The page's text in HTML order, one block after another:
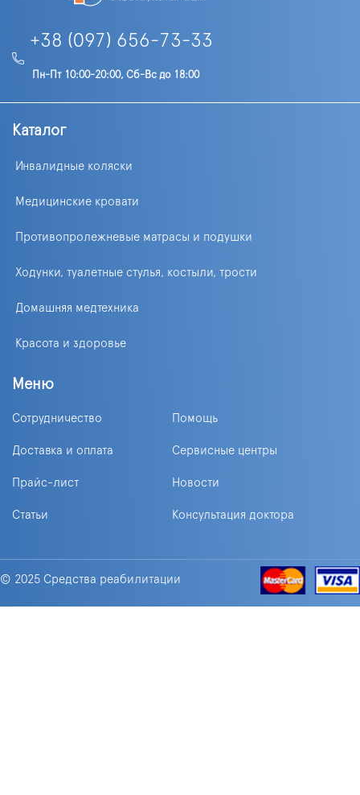
+38 (097) 656-73-33
Пн-Пт 10:00-20:00, Сб-Вс до 18:00
Каталог
Инвалидные коляски
Медицинские кровати
Противопролежневые матрасы и подушки
Ходунки, туалетные стулья, костыли, трости
Домашняя медтехника
Красота и здоровье
Меню
Сотрудничество Помощь
Доставка и оплата Сервисные центры
Прайс-лист Новости
Статьи Консультация доктора
© 2025 Средства реабилитации